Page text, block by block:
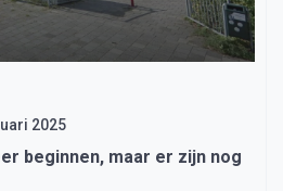
2025
beginnen, maar er zijn nog